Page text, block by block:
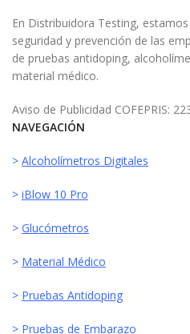
En Distribuidora Testing,
seguridad y prevención de las
de pruebas antidoping,
material médico.
Aviso de Publicidad COFEPRIS:
NAVEGACIÓN
> Alcoholímetros Digitales
> iBlow 10 Pro
> Glucómetros
> Material Médico
> Pruebas Antidoping
> Pruebas de Embarazo